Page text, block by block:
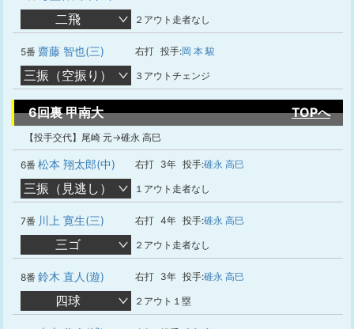
二飛 ２アウト走者なし
5番 齋藤 智也(三) 右打 投手:岡 本 駿
三振（空振り） ３アウトチェンジ
6回裏 甲南大 TOPへ
【投手交代】尾崎 元→碓永 高巳
6番 松本 翔太郎(中) 右打 3年 投手:碓永 高巳
三振（見逃し） １アウト走者なし
7番 川上 寛生(三) 右打 4年 投手:碓永 高巳
三ゴ ２アウト走者なし
8番 鈴木 直人(遊) 右打 3年 投手:碓永 高巳
四球 ２アウト１塁